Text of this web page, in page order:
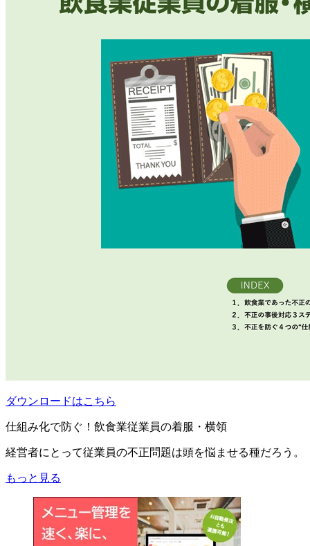
ダウンロードはこちら
仕組み化で防ぐ！飲食業従業員の着服・横領
経営者にとって従業員の不正問題は頭を悩ませる種だろう。
もっと見る